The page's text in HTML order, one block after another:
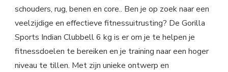
schouders, rug, benen en core.. Ben je op zoek naar een
veelzijdige en effectieve fitnessuitrusting? De Gorilla
Sports Indian Clubbell 6 kg is er om je te helpen je
fitnessdoelen te bereiken en je training naar een hoger
niveau te tillen. Met zijn unieke ontwerp en